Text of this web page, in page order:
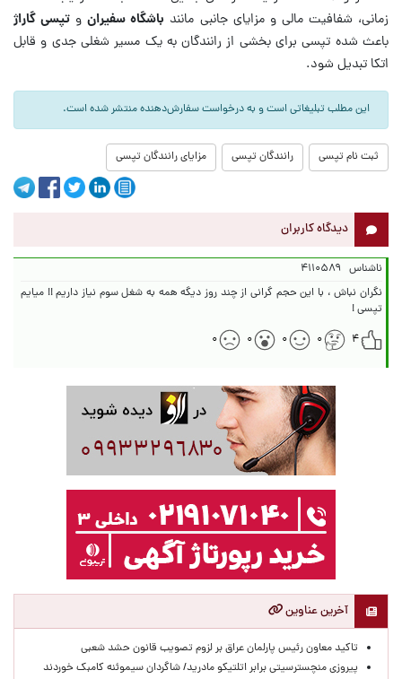
زمانی، شفافیت مالی و مزایای جانبی مانند باشگاه سفیرانو تپسی گاراژ
باعث شده تپسی برای بخشی از رانندگان به یک مسیر شغلی جدی و قابل
اتکا تبدیل شود.
این مطلب تبلیغاتی است و به درخواست سفارش‌دهنده منتشر شده است.
ثبت نام تپسی رانندگان تپسی مزایای رانندگان تپسی
دیدگاه کاربران
ناشناس ۴۱۱۰۵۸۹
نگران نباش ، با این حجم گرانی از چند روز دیگه همه به شغل سوم نیاز داریم !! میایم
تپسی !
۴
۰ ۰ ۰ ۰
آخرین عناوین
تاکید معاون رئیس پارلمان عراق بر لزوم تصویب قانون حشد شعبی
پیروزی منچسترسیتی برابر اتلتیکو مادرید/ شاگردان سیموئنه کامبک خوردند